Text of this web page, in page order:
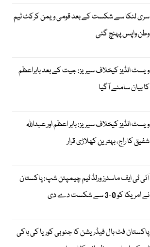
سری لنکا سے شکست کے بعد قومی ویمن کرکٹ ٹیم
وطن واپس پہنچ گئی
ویسٹ انڈیز کیخلاف سیریز: جیت کے بعد بابراعظم
کا بیان سامنے آگیا
ویسٹ انڈیز کیخلاف سیریز: بابر اعظم اور عبداللہ
شفیق کا راج، بہترین کھلاڑی قرار
آئی ٹی ایف ماسٹرز ورلڈ ٹیم چیمپئن شپ: پاکستان
نے امریکا کو 0-3 سے شکست دے دی
پاکستان فٹ بال فیڈریشن کا جنوبی کوریا کی ہاکی